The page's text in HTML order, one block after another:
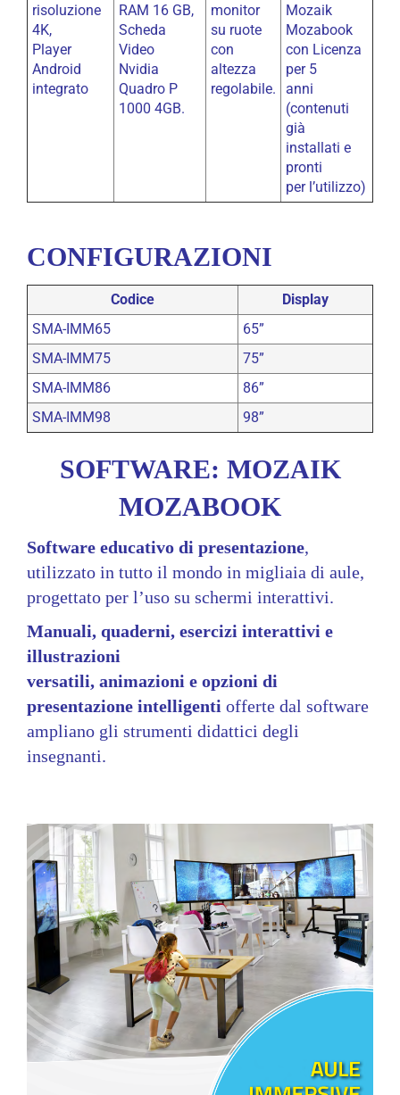
risoluzione
4K,
Player
Android
integrato
RAM 16 GB,
Scheda
Video
Nvidia
Quadro P
1000 4GB.
monitor
su ruote
con
altezza
regolabile.
Mozaik
Mozabook
con Licenza
per 5
anni
(contenuti
già
installati e
pronti
per l’utilizzo)
CONFIGURAZIONI
Codice
Display
SMA-IMM65
65”
SMA-IMM75
75”
SMA-IMM86
86”
SMA-IMM98
98”
SOFTWARE: MOZAIK
MOZABOOK
Software educativo di presentazione,
utilizzato in tutto il mondo in migliaia di aule,
progettato per l’uso su schermi interattivi.
Manuali, quaderni, esercizi interattivi e
illustrazioni
versatili, animazioni e opzioni di
presentazione intelligenti offerte dal software
ampliano gli strumenti didattici degli
insegnanti.